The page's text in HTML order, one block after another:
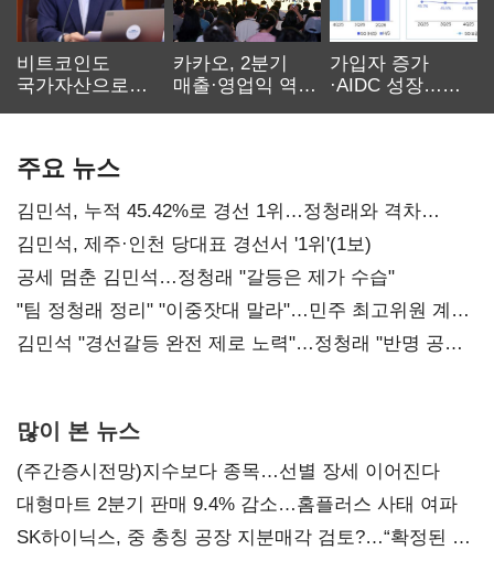
비트코인도
국가자산으로…'
카카오, 2분기
매출·영업익 역대
가입자 증가
·AIDC 성장…
주요 뉴스
김민석, 누적 45.42%로 경선 1위…정청래와 격차
0.86%p(2보)
김민석, 제주·인천 당대표 경선서 '1위'(1보)
공세 멈춘 김민석…정청래 "갈등은 제가 수습"
"팀 정청래 정리" "이중잣대 말라"…민주 최고위원 계파
다툼 격화
김민석 "경선갈등 완전 제로 노력"…정청래 "반명 공세
많이 본 뉴스
(주간증시전망)지수보다 종목…선별 장세 이어진다
대형마트 2분기 판매 9.4% 감소…홈플러스 사태 여파
SK하이닉스, 중 충칭 공장 지분매각 검토?…“확정된 바